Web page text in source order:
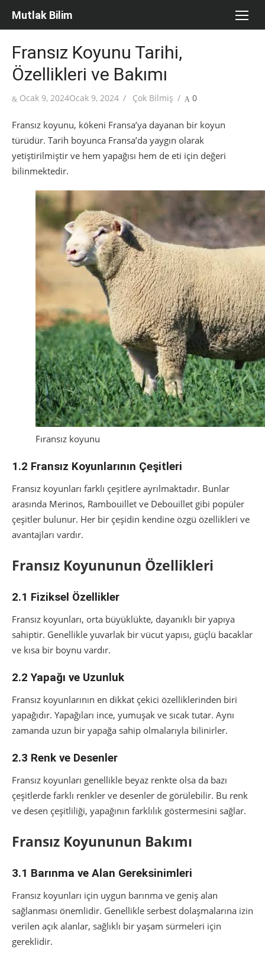
Mutlak Bilim
Fransız Koyunu Tarihi,
Özellikleri ve Bakımı
Posted
Ocak 9, 2024Ocak 9, 2024 Author
Çok Bilmiş 0
Fransız koyunu, kökeni Fransa’ya dayanan bir koyun
türüdür. Tarih boyunca Fransa’da yaygın olarak
yetiştirilmiştir ve hem yapağısı hem de eti için değeri
bilinmektedir.
Fıransız koyunu
1.2 Fransız Koyunlarının Çeşitleri
Fransız koyunları farklı çeşitlere ayrılmaktadır. Bunlar
arasında Merinos, Rambouillet ve Debouillet gibi popüler
çeşitler bulunur. Her bir çeşidin kendine özgü özellikleri ve
avantajları vardır.
Fransız Koyununun Özellikleri
2.1 Fiziksel Özellikler
Fransız koyunları, orta büyüklükte, dayanıklı bir yapıya
sahiptir. Genellikle yuvarlak bir vücut yapısı, güçlü bacaklar
ve kısa bir boynu vardır.
2.2 Yapağı ve Uzunluk
Fransız koyunlarının en dikkat çekici özelliklerinden biri
yapağıdır. Yapağıları ince, yumuşak ve sıcak tutar. Aynı
zamanda uzun bir yapağa sahip olmalarıyla bilinirler.
2.3 Renk ve Desenler
Fransız koyunları genellikle beyaz renkte olsa da bazı
çeşitlerde farklı renkler ve desenler de görülebilir. Bu renk
ve desen çeşitliliği, yapağının farklılık göstermesini sağlar.
Fransız Koyununun Bakımı
3.1 Barınma ve Alan Gereksinimleri
Fransız koyunları için uygun barınma ve geniş alan
sağlanması önemlidir. Genellikle serbest dolaşmalarına izin
verilen açık alanlar, sağlıklı bir yaşam sürmeleri için
gereklidir.